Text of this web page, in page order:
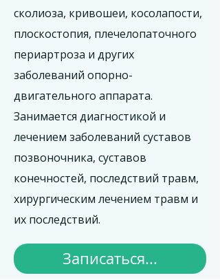
сколиоза, кривошеи, косолапости,
плоскостопия, плечелопаточного
периартроза и других
заболеваний опорно-
двигательного аппарата.
Занимается диагностикой и
лечением заболеваний суставов
позвоночника, суставов
конечностей, последствий травм,
хирургическим лечением травм и
их последствий.
Записаться...